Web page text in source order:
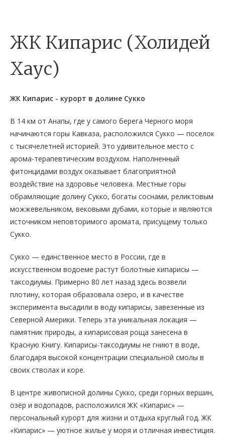
ЖК Кипарис (Холидей
Хаус)
ЖК Кипарис - курорт в долине Сукко
В 14 км от Анапы, где у самого берега Черного моря
начинаются горы Кавказа, расположился Сукко — поселок
с тысячелетней историей. Это удивительное место с
арома-терапевтическим воздухом. Наполненный
фитонцидами воздух оказывает благоприятной
воздействие на здоровье человека. Местные горы
обрамляющие долину Сукко, богаты соснами, реликтовым
можжевельником, вековыми дубами, которые и являются
источником неповторимого аромата, присущему только
Сукко.
Сукко — единственное место в России, где в
искусственном водоеме растут болотные кипарисы —
таксодиумы. Примерно 80 лет назад здесь возвели
плотину, которая образовала озеро, и в качестве
эксперимента высадили в воду кипарисы, завезенные из
Северной Америки. Теперь эта уникальная локация —
памятник природы, а кипарисовая роща занесена в
Красную Книгу. Кипарисы-таксодиумы не гниют в воде,
благодаря высокой концентрации специальной смолы в
своих стволах и коре.
В центре живописной долины Сукко, среди горных вершин,
озёр и водопадов, расположился ЖК «Кипарис» —
персональный курорт для жизни и отдыха круглый год. ЖК
«Кипарис» — уютное жилье у моря и отличная инвестиция.